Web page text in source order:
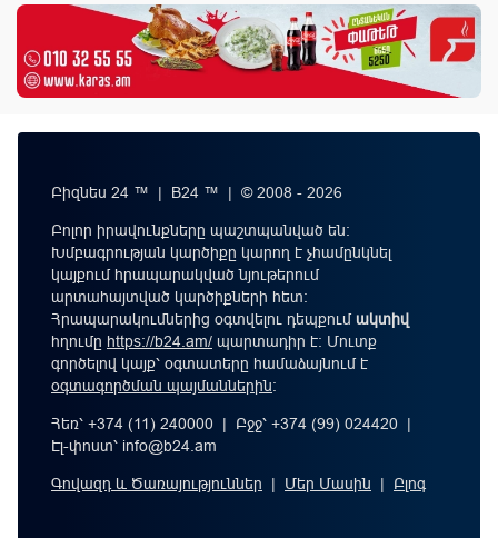
Բիզնես 24 ™ | B24 ™ | © 2008 - 2026
Բոլոր իրավունքները պաշտպանված են:
Խմբագրության կարծիքը կարող է չհամընկնել
կայքում հրապարակված նյութերում
արտահայտված կարծիքների հետ:
Հրապարակումներից օգտվելու դեպքումակտիվ
հղումը https://b24.am/ պարտադիր է: Մուտք
գործելով կայք՝ օգտատերը համաձայնում է
օգտագործման պայմաններին։
Հեռ՝ +374 (11) 240000 | Բջջ՝ +374 (99) 024420 |
Էլ-փոստ՝ info@b24.am
Գովազդ և Ծառայություններ | Մեր Մասին | Բլոգ